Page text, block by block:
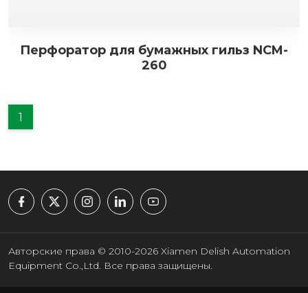
Перфоратор для бумажных гильз NCM-
260
1
Авторские права © 2010-2026 Xiamen Delish Automation
Equipment Co.,Ltd. Все права защищены.